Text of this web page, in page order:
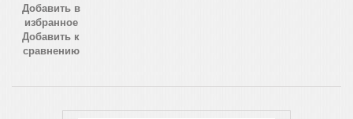
Добавить в
избранное
Добавить к
сравнению